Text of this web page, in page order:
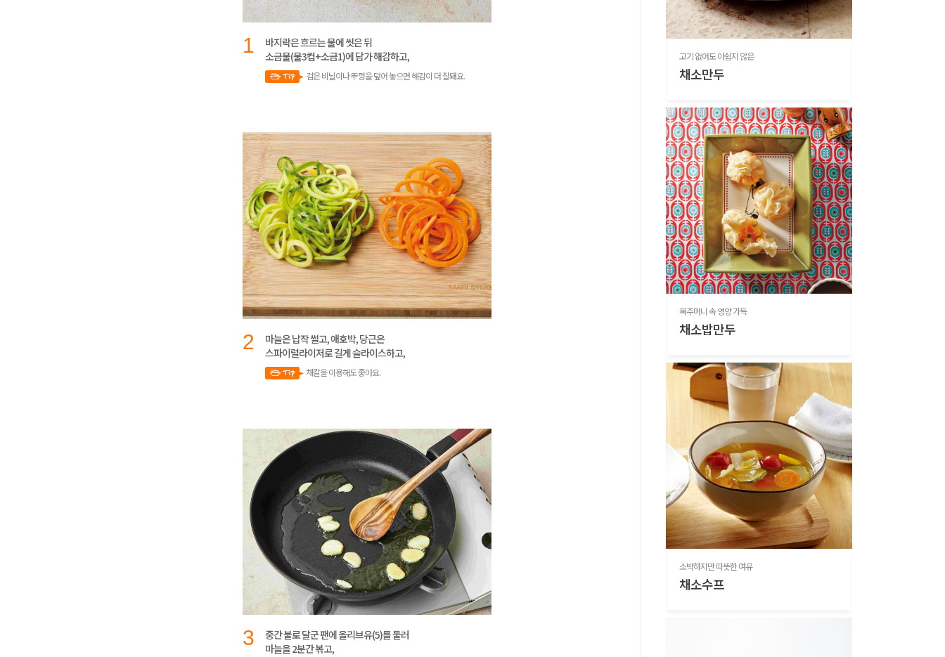
1
바지락은 흐르는 물에 씻은 뒤
소금물(물3컵+소금1)에 담가 해감하고,
검은 비닐이나 뚜껑을 덮어 놓으면 해감이 더 잘돼요.
2
마늘은 납작 썰고, 애호박, 당근은
스파이럴라이저로 길게 슬라이스하고,
채칼을 이용해도 좋아요.
3
중간 불로 달군 팬에 올리브유(5)를 둘러
마늘을 2분간 볶고,
고기 없어도 아쉽지 않은
채소만두
복주머니 속 영양 가득
채소밥만두
소박하지만 따뜻한 여유
채소수프